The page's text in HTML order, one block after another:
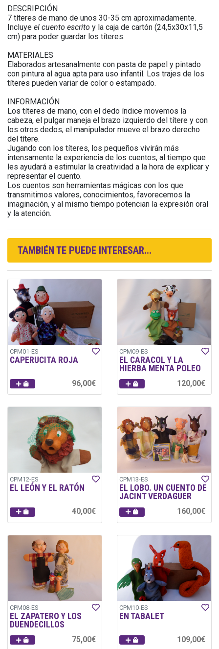
DESCRIPCIÓN
7 títeres de mano de unos 30-35 cm aproximadamente.
Incluye el cuento escrito y la caja de cartón (24,5x30x11,5
cm) para poder guardar los títeres.
MATERIALES
Elaborados artesanalmente con pasta de papel y pintado
con pintura al agua apta para uso infantil. Los trajes de los
títeres pueden variar de color o estampado.
INFORMACIÓN
Los títeres de mano, con el dedo índice movemos la
cabeza, el pulgar maneja el brazo izquierdo del títere y con
los otros dedos, el manipulador mueve el brazo derecho
del títere.
Jugando con los títeres, los pequeños vivirán más
intensamente la experiencia de los cuentos, al tiempo que
les ayudará a estimular la creatividad a la hora de explicar y
representar el cuento.
Los cuentos son herramientas mágicas con los que
transmitimos valores, conocimientos, favorecemos la
imaginación, y al mismo tiempo potencian la expresión oral
y la atención.
TAMBIÉN TE PUEDE INTERESAR...
CPM01-ES
CAPERUCITA ROJA
96,00€
CPM09-ES
EL CARACOL Y LA
HIERBA MENTA POLEO
120,00€
CPM12-ES
EL LEÓN Y EL RATÓN
40,00€
CPM13-ES
EL LOBO. UN CUENTO DE
JACINT VERDAGUER
160,00€
CPM08-ES
EL ZAPATERO Y LOS
DUENDECILLOS
75,00€
CPM10-ES
EN TABALET
109,00€